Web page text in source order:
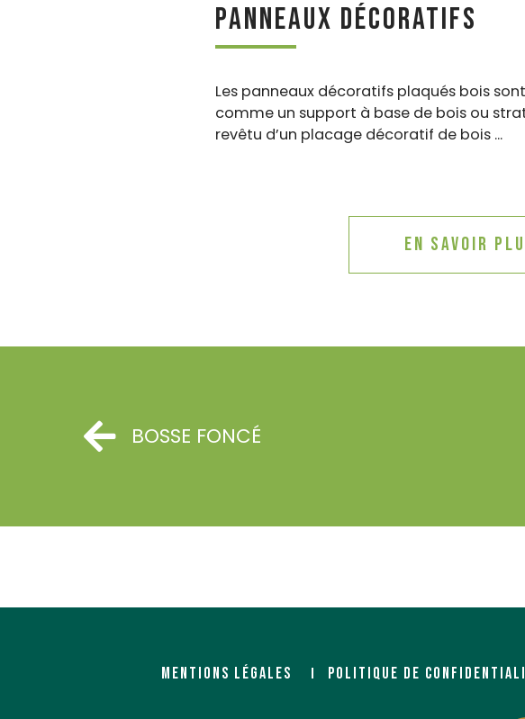
Panneaux décoratifs
Les panneaux décoratifs plaqués bois
comme un support à base de bois ou
revêtu d’un placage décoratif de bois ...
En savoir
BOSSE FONCÉ
MENTIONS LÉGALES POLITIQUE DE